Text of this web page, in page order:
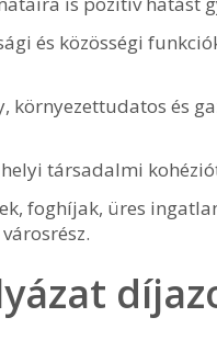
és közösségi
környezettudatos és
társadalmi
foghíjak, üres